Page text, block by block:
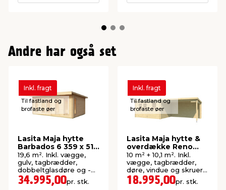
Andre har også set
Inkl. fragt
Til fastland og
brofaste øer
Lasita Maja hytte
Barbados 6 359 x 519
cm
19,6 m². Inkl. vægge,
gulv, tagbrædder,
dobbeltglasdøre og -
vinduer samt skruer.
Ekskl. tagpap.
34.995,00pr. stk.
Inkl. fragt
Til fastland og
brofaste øer
Lasita Maja hytte &
overdække Reno
275 x 760 cm
10 m² + 10,1 m². Inkl.
vægge, tagbrædder,
døre, vindue og skruer.
Ekskl. gulv og tagpap.
18.995,00pr. stk.